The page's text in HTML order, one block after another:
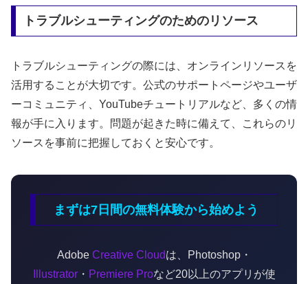
トラブルシューティングのためのリソース
トラブルシューティングの際には、オンラインリソースを
活用することが大切です。公式のサポートページやユーザ
ーコミュニティ、YouTubeチュートリアルなど、多くの情
報が手に入ります。問題が起きた時に備えて、これらのリ
ソースを事前に把握しておくと安心です。
まずは7日間の無料体験から始めよう
Adobe Creative Cloudは、Photoshop・
Illustrator・ Premiere Proなど20以上のアプリが使